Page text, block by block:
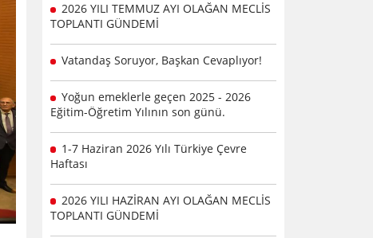
2026 YILI TEMMUZ AYI OLAĞAN MECLİS
TOPLANTI GÜNDEMİ
Vatandaş Soruyor, Başkan Cevaplıyor!
Yoğun emeklerle geçen 2025 - 2026
Eğitim-Öğretim Yılının son günü.
1-7 Haziran 2026 Yılı Türkiye Çevre
Haftası
2026 YILI HAZİRAN AYI OLAĞAN MECLİS
TOPLANTI GÜNDEMİ